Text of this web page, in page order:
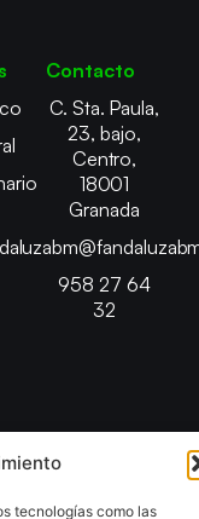
tecnologías como las
Contacto
C. Sta. Paula,
23, bajo,
Centro,
18001
Granada
958 27 64
32